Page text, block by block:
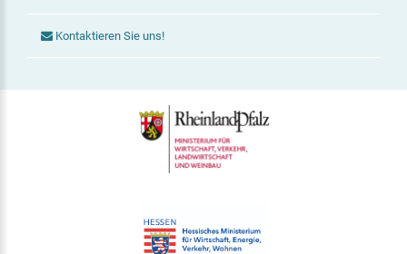
Kontaktieren Sie uns!